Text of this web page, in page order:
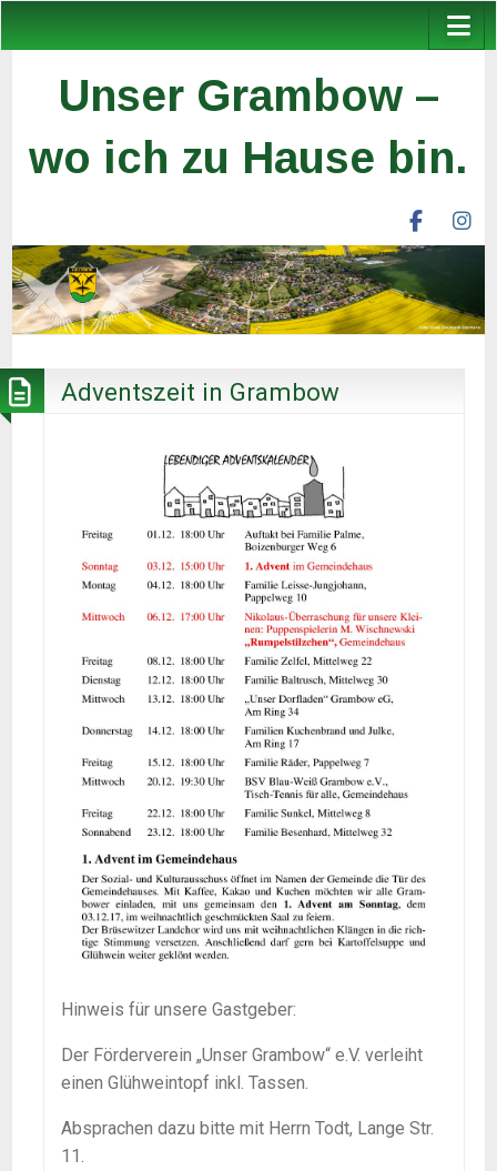
Unser Grambow –
wo ich zu Hause bin.
unser
ev
Adventszeit in Grambow
Hinweis für unsere Gastgeber:
Der Förderverein „Unser Grambow“ e.V. verleiht
einen Glühweintopf inkl. Tassen.
Absprachen dazu bitte mit Herrn Todt, Lange Str.
11.